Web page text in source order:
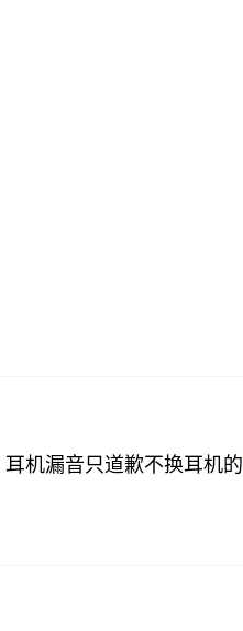
耳机漏音只道歉不换耳机的